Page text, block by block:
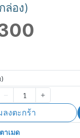
ล่อง)
ลงตะกร้า
าเมด